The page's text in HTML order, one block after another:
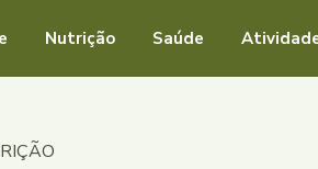
Nutrição Saúde